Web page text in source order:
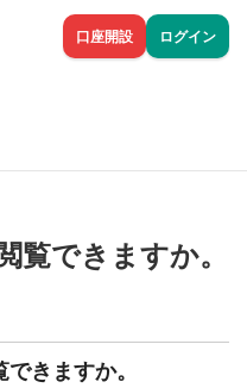
口座開設 ログイン
覧できますか。
きますか。